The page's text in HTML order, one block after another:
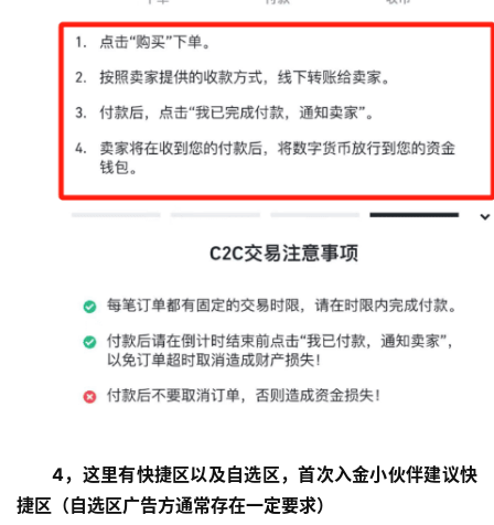
4，这里有快捷区以及自选区，首次入金小伙伴建议快
捷区（自选区广告方通常存在一定要求）